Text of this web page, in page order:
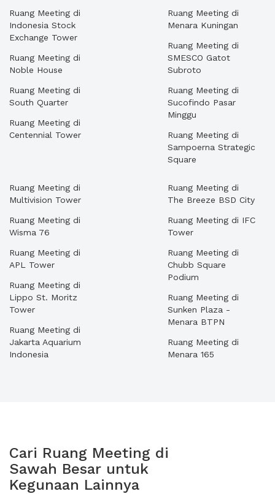
Ruang Meeting di
Indonesia Stock
Exchange Tower
Ruang Meeting di
Noble House
Ruang Meeting di
South Quarter
Ruang Meeting di
Centennial Tower
Ruang Meeting di
Menara Kuningan
Ruang Meeting di
SMESCO Gatot
Subroto
Ruang Meeting di
Sucofindo Pasar
Minggu
Ruang Meeting di
Sampoerna Strategic
Square
Ruang Meeting di
Multivision Tower
Ruang Meeting di
Wisma 76
Ruang Meeting di
APL Tower
Ruang Meeting di
Lippo St. Moritz
Tower
Ruang Meeting di
Jakarta Aquarium
Indonesia
Ruang Meeting di
The Breeze BSD City
Ruang Meeting di IFC
Tower
Ruang Meeting di
Chubb Square
Podium
Ruang Meeting di
Sunken Plaza -
Menara BTPN
Ruang Meeting di
Menara 165
Cari Ruang Meeting di
Sawah Besar untuk
Kegunaan Lainnya